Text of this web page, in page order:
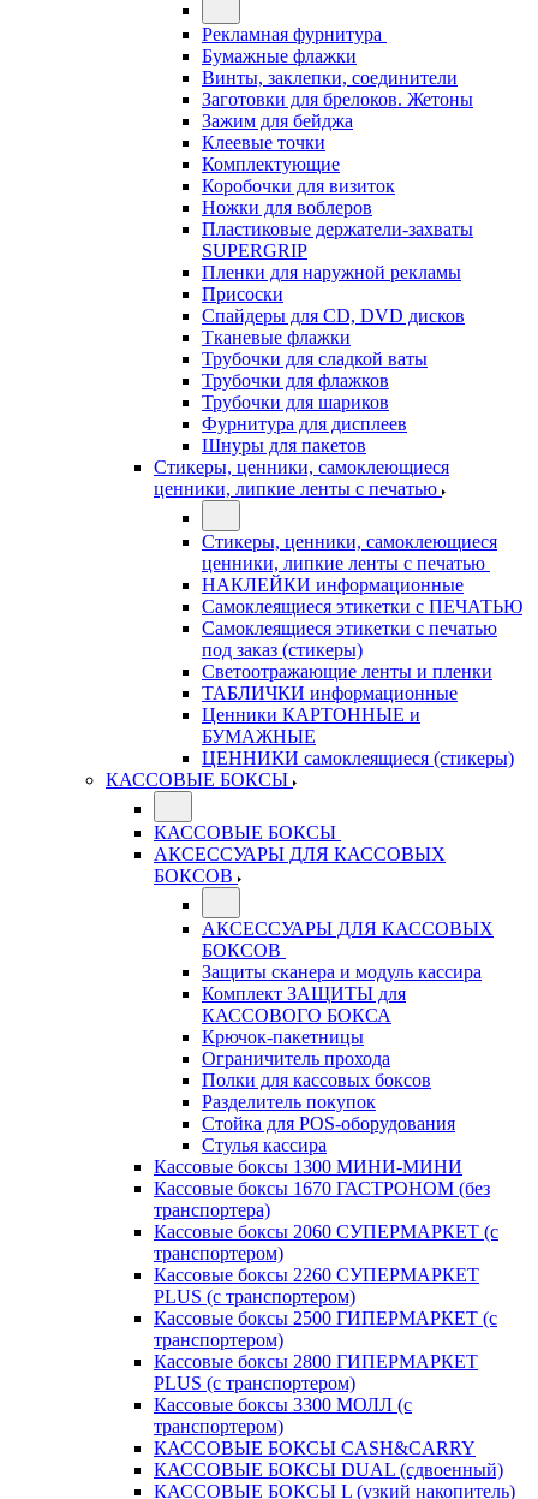
Рекламная фурнитура
Бумажные флажки
Винты, заклепки, соединители
Заготовки для брелоков. Жетоны
Зажим для бейджа
Клеевые точки
Комплектующие
Коробочки для визиток
Ножки для воблеров
Пластиковые держатели-захваты
SUPERGRIP
Пленки для наружной рекламы
Присоски
Спайдеры для CD, DVD дисков
Тканевые флажки
Трубочки для сладкой ваты
Трубочки для флажков
Трубочки для шариков
Фурнитура для дисплеев
Шнуры для пакетов
Стикеры, ценники, самоклеющиеся
ценники, липкие ленты с печатью
Стикеры, ценники, самоклеющиеся
ценники, липкие ленты с печатью
НАКЛЕЙКИ информационные
Самоклеящиеся этикетки с ПЕЧАТЬЮ
Самоклеящиеся этикетки с печатью
под заказ (стикеры)
Светоотражающие ленты и пленки
ТАБЛИЧКИ информационные
Ценники КАРТОННЫЕ и
БУМАЖНЫЕ
ЦЕННИКИ самоклеящиеся (стикеры)
КАССОВЫЕ БОКСЫ
КАССОВЫЕ БОКСЫ
АКСЕССУАРЫ ДЛЯ КАССОВЫХ
БОКСОВ
АКСЕССУАРЫ ДЛЯ КАССОВЫХ
БОКСОВ
Защиты сканера и модуль кассира
Комплект ЗАЩИТЫ для
КАССОВОГО БОКСА
Крючок-пакетницы
Ограничитель прохода
Полки для кассовых боксов
Разделитель покупок
Стойка для POS-оборудования
Стулья кассира
Кассовые боксы 1300 МИНИ-МИНИ
Кассовые боксы 1670 ГАСТРОНОМ (без
транспортера)
Кассовые боксы 2060 СУПЕРМАРКЕТ (с
транспортером)
Кассовые боксы 2260 СУПЕРМАРКЕТ
PLUS (с транспортером)
Кассовые боксы 2500 ГИПЕРМАРКЕТ (с
транспортером)
Кассовые боксы 2800 ГИПЕРМАРКЕТ
PLUS (с транспортером)
Кассовые боксы 3300 МОЛЛ (с
транспортером)
КАССОВЫЕ БОКСЫ CASH&CARRY
КАССОВЫЕ БОКСЫ DUAL (сдвоенный)
КАССОВЫЕ БОКСЫ L (узкий накопитель)